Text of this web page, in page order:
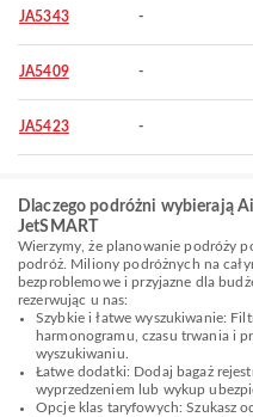
JA5343 -
JA5409 -
JA5423 -
Dlaczego podróżni wybierają
JetSMART
Wierzymy, że planowanie podróży
podróż. Miliony podróżnych na
bezproblemowe i przyjazne dla
rezerwując u nas:
Szybkie i łatwe wyszukiwanie:
harmonogramu, czasu trwania i
wyszukiwaniu.
Łatwe dodatki: Dodaj bagaż
wyprzedzeniem lub wykup
Opcje klas taryfowych: Szukasz